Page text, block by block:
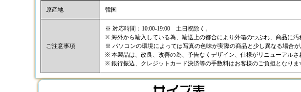
原産地 韓国
ご注意事項
※ 対応時間：10:00-19:00 土日祝除く。
※ 海外から輸入している為、輸送上の都合により外箱のつぶれ、商品に
※ パソコンの環境によっては写真の色味が実際の商品と少し異なる場合が
※ 本製品は、改良、改善の為、予告なくデザイン、仕様がリニューアルさ
※ 銀行振込、クレジットカード決済等の手数料はお客様のご負担となりま